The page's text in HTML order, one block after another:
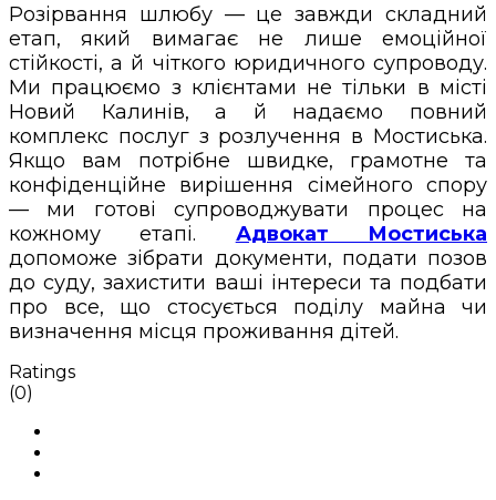
Розірвання шлюбу — це завжди складний
етап, який вимагає не лише емоційної
стійкості, а й чіткого юридичного супроводу.
Ми працюємо з клієнтами не тільки в місті
Новий Калинів, а й надаємо повний
комплекс послуг з розлучення в Мостиська.
Якщо вам потрібне швидке, грамотне та
конфіденційне вирішення сімейного спору
— ми готові супроводжувати процес на
кожному етапі. Адвокат Мостиська
допоможе зібрати документи, подати позов
до суду, захистити ваші інтереси та подбати
про все, що стосується поділу майна чи
визначення місця проживання дітей.
Ratings
(0)